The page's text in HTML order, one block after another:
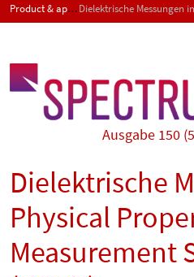
Product & application news - SPECTRUM
Ausgabe 150
Dielektrische
Physical
Measurement